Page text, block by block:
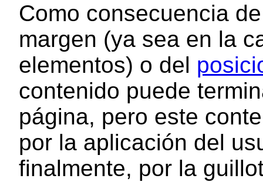
Como consecuencia
margen (ya sea en la
elementos) o del
contenido puede
página, pero este
por la aplicación del
finalmente, por la